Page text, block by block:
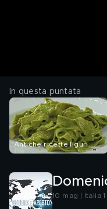
In questa puntata
Antiche ricette liguri
10 mag | Italia 1